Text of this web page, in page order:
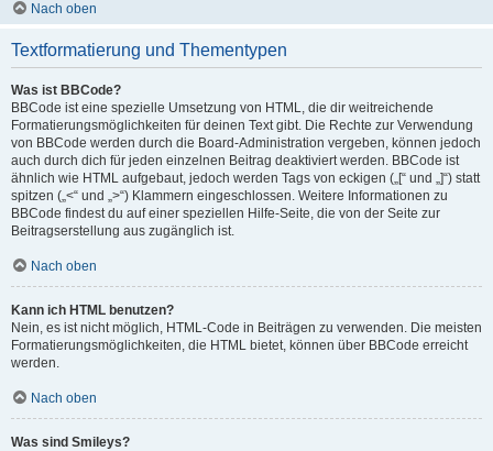
Nach oben
Textformatierung und Thementypen
Was ist BBCode?
BBCode ist eine spezielle Umsetzung von HTML, die dir weitreichende
Formatierungsmöglichkeiten für deinen Text gibt. Die Rechte zur Verwendung
von BBCode werden durch die Board-Administration vergeben, können jedoch
auch durch dich für jeden einzelnen Beitrag deaktiviert werden. BBCode ist
ähnlich wie HTML aufgebaut, jedoch werden Tags von eckigen („[“ und „]“) statt
spitzen („<“ und „>“) Klammern eingeschlossen. Weitere Informationen zu
BBCode findest du auf einer speziellen Hilfe-Seite, die von der Seite zur
Beitragserstellung aus zugänglich ist.
Nach oben
Kann ich HTML benutzen?
Nein, es ist nicht möglich, HTML-Code in Beiträgen zu verwenden. Die meisten
Formatierungsmöglichkeiten, die HTML bietet, können über BBCode erreicht
werden.
Nach oben
Was sind Smileys?